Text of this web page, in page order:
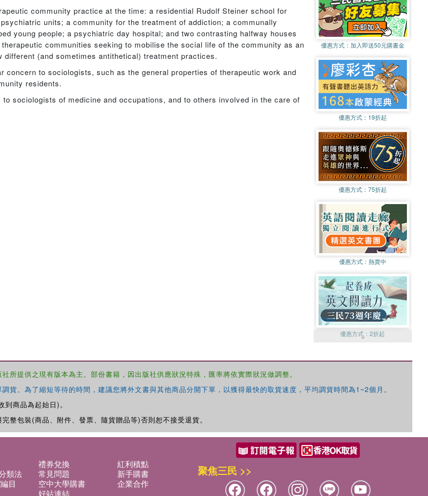
community practice at the time: a residential Rudolf Steiner school for
units; a community for the treatment of addiction; a communally
young people; a psychiatric day hospital; and two contrasting halfway houses
communities seeking to mobilise the social life of the community as an
(and sometimes antithetical) treatment practices.
to sociologists, such as the general properties of therapeutic work and
residents.
sociologists of medicine and occupations, and to others involved in the care of
優惠方式： 加入即送50元購書金
優惠方式： 19折起
優惠方式： 75折起
優惠方式： 熱賣中
優惠方式：2折起
所提供之現有版本為主。部份書籍，因出版社供應狀況特殊，匯率將依實際狀況做調整。
貨。為了縮短等待的時間，建議您將外文書與其他商品分開下單，以獲得最快的取貨速度，平均調貨時間為1~2個月。
到商品為起始日)。
整包裝(商品、附件、發票、隨貨贈品等)否則恕不接受退貨。
禮券兌換
紅利積點
類法 常見問題
新手購書
目 空中大學購書
企業合作
好站連結
聚焦三民 >>